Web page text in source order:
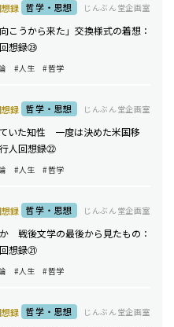
録 哲学・思想 じんぶん堂企画室
こうから来た」交換様式の着想：
想録㉓
#人生 #哲学
録 哲学・思想 じんぶん堂企画室
いた知性 一度は決めた米国移
人回想録㉒
#人生 #哲学
録 哲学・思想 じんぶん堂企画室
戦後文学の最後から見たもの：
想録㉑
#人生 #哲学
録 哲学・思想 じんぶん堂企画室